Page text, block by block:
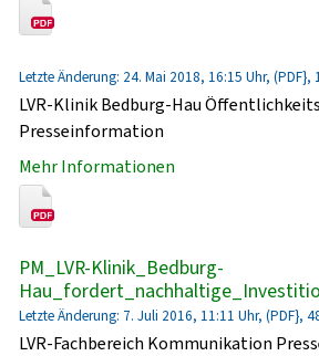
Letzte Änderung: 24. Mai 2018, 16:15 Uhr, (PDF},
LVR-Klinik Bedburg-Hau
Presseinformation
Mehr Informationen
PM_LVR-Klinik_Bedburg-
Letzte Änderung: 7. Juli 2016, 11:11 Uhr, (PDF},
LVR-Fachbereich Kommunikation